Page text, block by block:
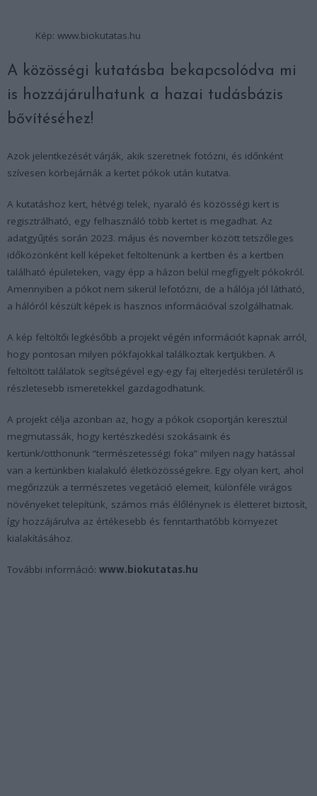
Kép: www.biokutatas.hu
A közösségi kutatásba bekapcsolódva mi
is hozzájárulhatunk a hazai tudásbázis
bővítéséhez!
Azok jelentkezését várják, akik szeretnek fotózni, és időnként
szívesen körbejárnák a kertet pókok után kutatva.
A kutatáshoz kert, hétvégi telek, nyaraló és közösségi kert is
regisztrálható, egy felhasználó több kertet is megadhat. Az
adatgyűjtés során 2023. május és november között tetszőleges
időközönként kell képeket feltöltenünk a kertben és a kertben
található épületeken, vagy épp a házon belül megfigyelt pókokról.
Amennyiben a pókot nem sikerül lefotózni, de a hálója jól látható,
a hálóról készült képek is hasznos információval szolgálhatnak.
A kép feltöltői legkésőbb a projekt végén információt kapnak arról,
hogy pontosan milyen pókfajokkal találkoztak kertjükben. A
feltöltött találatok segítségével egy-egy faj elterjedési területéről is
részletesebb ismeretekkel gazdagodhatunk.
A projekt célja azonban az, hogy a pókok csoportján keresztül
megmutassák, hogy kertészkedési szokásaink és
kertünk/otthonunk “természetességi foka” milyen nagy hatással
van a kertünkben kialakuló életközösségekre. Egy olyan kert, ahol
megőrizzük a természetes vegetáció elemeit, különféle virágos
növényeket telepítünk, számos más élőlénynek is életteret biztosít,
így hozzájárulva az értékesebb és fenntarthatóbb környezet
kialakításához.
További információ: www.biokutatas.hu